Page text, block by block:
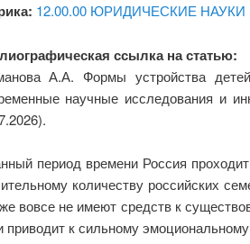
12.00.00 ЮРИДИЧЕСКИЕ НАУКИ
ссылка на статью:
А.А. Формы устройства
научные исследования и
период времени Россия
количеству российских
вовсе не имеют средств к
приводит к сильному